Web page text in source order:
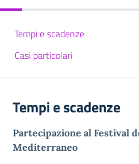
Tempi e scadenze
Casi particolari
Tempi e scadenze
Partecipazione al Festival
Mediterraneo